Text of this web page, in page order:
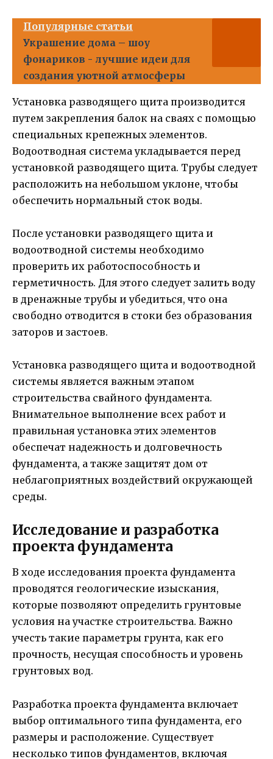
Популярные статьи
Украшение дома – шоу
фонариков - лучшие идеи для
создания уютной атмосферы
Установка разводящего щита производится
путем закрепления балок на сваях с помощью
специальных крепежных элементов.
Водоотводная система укладывается перед
установкой разводящего щита. Трубы следует
расположить на небольшом уклоне, чтобы
обеспечить нормальный сток воды.
После установки разводящего щита и
водоотводной системы необходимо
проверить их работоспособность и
герметичность. Для этого следует залить воду
в дренажные трубы и убедиться, что она
свободно отводится в стоки без образования
заторов и застоев.
Установка разводящего щита и водоотводной
системы является важным этапом
строительства свайного фундамента.
Внимательное выполнение всех работ и
правильная установка этих элементов
обеспечат надежность и долговечность
фундамента, а также защитят дом от
неблагоприятных воздействий окружающей
среды.
Исследование и разработка
проекта фундамента
В ходе исследования проекта фундамента
проводятся геологические изыскания,
которые позволяют определить грунтовые
условия на участке строительства. Важно
учесть такие параметры грунта, как его
прочность, несущая способность и уровень
грунтовых вод.
Разработка проекта фундамента включает
выбор оптимального типа фундамента, его
размеры и расположение. Существует
несколько типов фундаментов, включая